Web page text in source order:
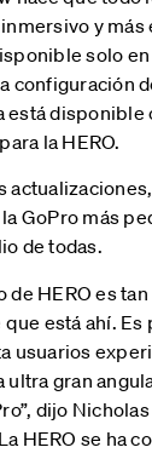
y más
solo en
configuración
está disponible
la HERO.
GoPro más
de todas.
de HERO es
está ahí.
usuarios
ultra gran
dijo
HERO se ha